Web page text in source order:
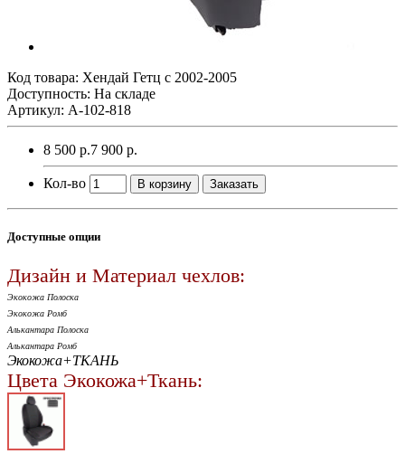
Код товара: Хендай Гетц с 2002-2005
Доступность: На складе
Артикул: A-102-818
8 500 р.7 900 р.
Кол-во В корзину Заказать
Доступные опции
Дизайн и Материал чехлов:
Экокожа Полоска
Экокожа Ромб
Алькантара Полоска
Алькантара Ромб
Экокожа+ТКАНЬ
Цвета Экокожа+Ткань: